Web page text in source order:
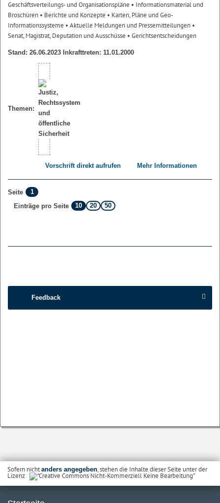
Geschäftsverteilungs- und Organisationspläne • Informationsmaterial und
Broschüren • Berichte und Konzepte • Karten, Pläne und Geo-
Informationssysteme • Aktuelle Meldungen und Pressemitteilungen •
Senat, Magistrat, Deputation und Ausschüsse • Gerichtsentscheidungen
Stand: 26.06.2023 Inkrafttreten: 11.01.2000
Themen:
Vorschrift direkt aufrufen Mehr Informationen
Seite
1
Einträge pro Seite
10 20 50
Feedback
Sofern nichtanders angegeben, stehen die Inhalte dieser Seite unter der
Lizenz